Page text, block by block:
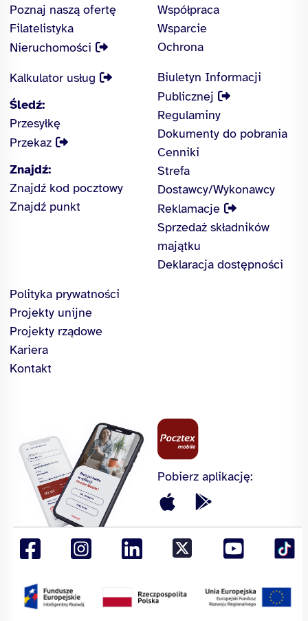
Poznaj naszą ofertę
Filatelistyka
Nieruchomości
Współpraca
Wsparcie
Ochrona
Kalkulator usług
Śledź:
Przesyłkę
Przekaz
Znajdź:
Znajdź kod pocztowy
Znajdź punkt
Biuletyn Informacji
Publicznej
Regulaminy
Dokumenty do pobrania
Cenniki
Strefa
Dostawcy/Wykonawcy
Reklamacje
Sprzedaż składników
majątku
Deklaracja dostępności
Polityka prywatności
Projekty unijne
Projekty rządowe
Kariera
Kontakt
Pobierz aplikację: